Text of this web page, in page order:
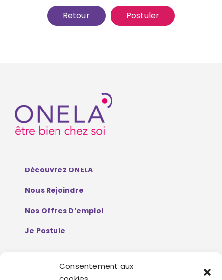
Consentement aux
Retour Postuler
Découvrez ONELA
Nous Rejoindre
Nos Offres D’emploi
Je Postule
Mentions Légales